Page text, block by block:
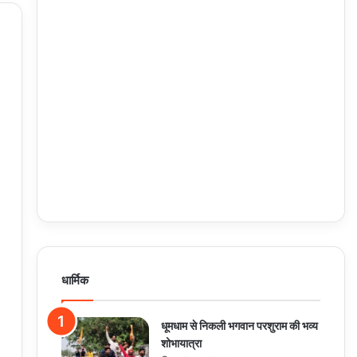
धार्मिक
धूमधाम से निकली भगवान परशुराम की भव्य
शोभायात्रा